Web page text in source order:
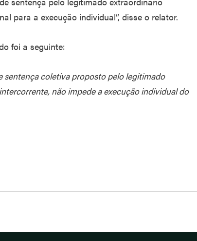
para a execução individual”, disse o relator.
foi a seguinte:
coletiva proposto pelo legitimado
não impede a execução individual do